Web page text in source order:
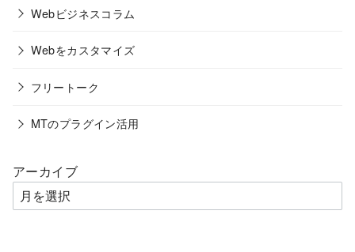
Webビジネスコラム
Webをカスタマイズ
フリートーク
MTのプラグイン活用
アーカイブ